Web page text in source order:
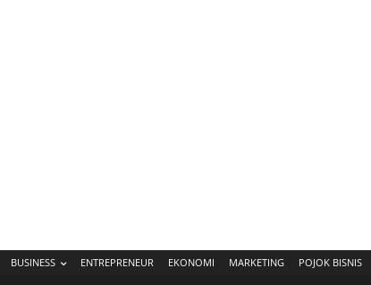
BUSINESS ENTREPRENEUR EKONOMI MARKETING POJOK BISNIS